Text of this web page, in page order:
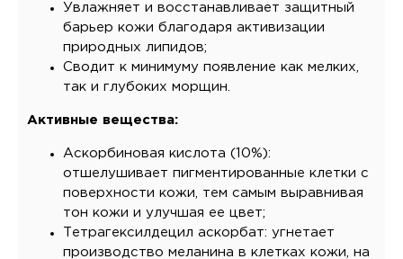
Увлажняет и восстанавливает защитный
барьер кожи благодаря активизации
природных липидов;
Сводит к минимуму появление как мелких,
так и глубоких морщин.
Активные вещества:
Аскорбиновая кислота (10%):
отшелушивает пигментированные клетки с
поверхности кожи, тем самым выравнивая
тон кожи и улучшая ее цвет;
Тетрагексилдецил аскорбат: угнетает
производство меланина в клетках кожи, на